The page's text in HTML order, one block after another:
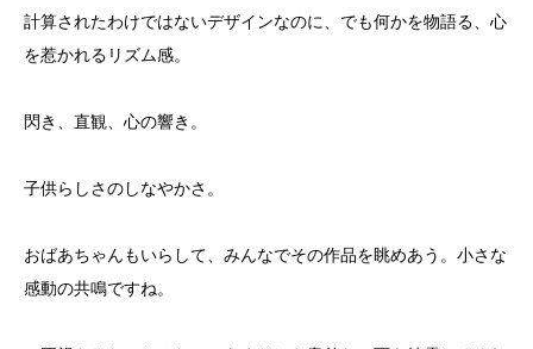
計算されたわけではないデザインなのに、でも何かを物語る、心
を惹かれるリズム感。
閃き、直観、心の響き。
子供らしさのしなやかさ。
おばあちゃんもいらして、みんなでその作品を眺めあう。小さな
感動の共鳴ですね。